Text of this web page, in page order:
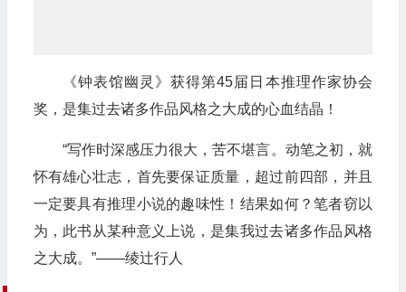
《钟表馆幽灵》获得第45届日本推理作家协会
奖，是集过去诸多作品风格之大成的心血结晶！
“写作时深感压力很大，苦不堪言。动笔之初，就
怀有雄心壮志，首先要保证质量，超过前四部，并且
一定要具有推理小说的趣味性！结果如何？笔者窃以
为，此书从某种意义上说，是集我过去诸多作品风格
之大成。”——绫辻行人